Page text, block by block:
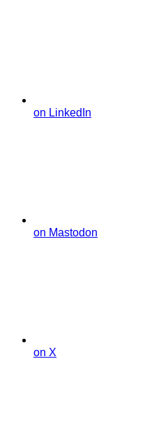
on LinkedIn
on Mastodon
on X